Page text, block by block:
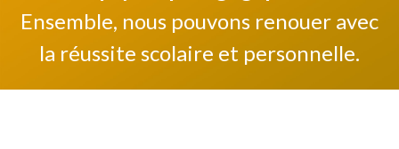
Ensemble, nous pouvons renouer avec
la réussite scolaire et personnelle.